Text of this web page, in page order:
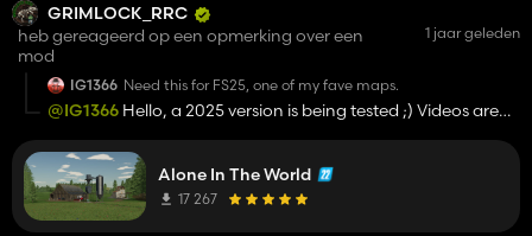
GRIMLOCK_RRC
heb gereageerd op een opmerking over een
mod
1 jaar geleden
IG1366 Need this for FS25, one of my fave maps.
@IG1366 Hello, a 2025 version is being tested ;) Videos are
Alone In The World
17 267